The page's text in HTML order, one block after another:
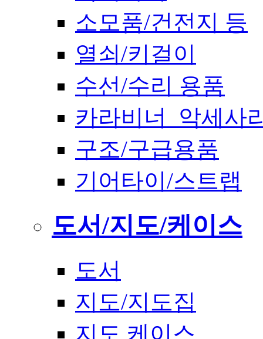
소모품/건전지 등
열쇠/키걸이
수선/수리 용품
카라비너_악세사
구조/구급용품
기어타이/스트랩
도서/지도/케이스
도서
지도/지도집
지도 케이스